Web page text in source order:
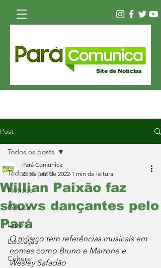
Site de Notícias
Post
Todos os posts
Notícias
Política
Esporte
Educação
Cultura
Todos os posts
Willian Paixão faz
shows dançantes pelo
Pará
Pará Comunica
25 de jan. de 2022 1 min de leitura
O músico tem referências musicais em
nomes como Bruno e Marrone e
Wesley Safadão